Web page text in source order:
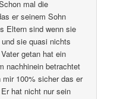
mal die
er seinem Sohn
Eltern sind wenn sie
sie quasi nichts
getan hat ein
nachhinein betrachtet
100% sicher das er
hat nicht nur sein